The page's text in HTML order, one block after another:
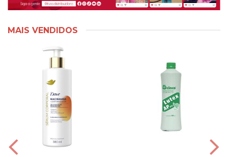
MAIS VENDIDOS